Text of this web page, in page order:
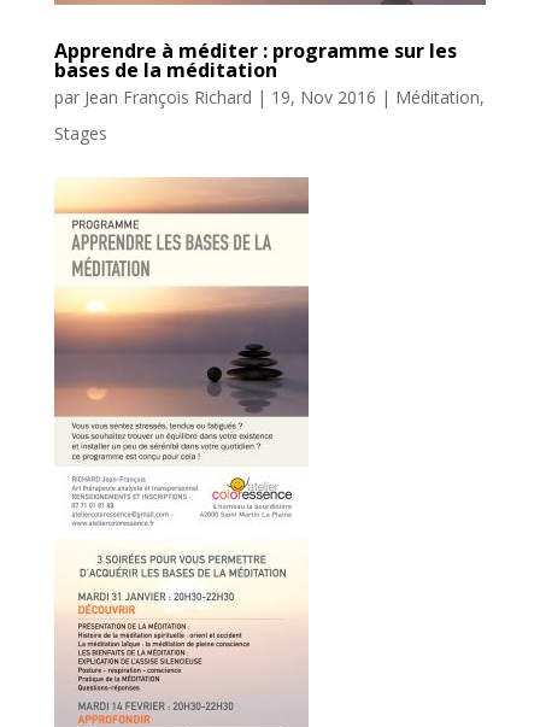
Apprendre à méditer : programme sur les
bases de la méditation
par Jean François Richard | 19, Nov 2016 | Méditation,
Stages